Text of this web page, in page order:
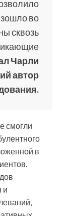
во
сквозь
Чарли
автор
смогли
в
и